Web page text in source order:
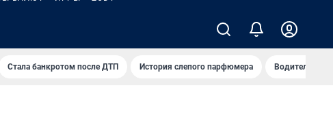
Стала банкротом после ДТП История слепого парфюмера Водители